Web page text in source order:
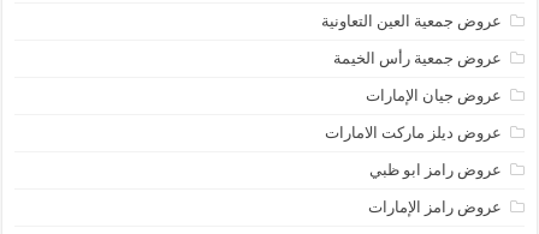
عروض جمعية العين التعاونية
عروض جمعية رأس الخيمة
عروض جيان الإمارات
عروض ديلز ماركت الامارات
عروض رامز ابو ظبي
عروض رامز الإمارات